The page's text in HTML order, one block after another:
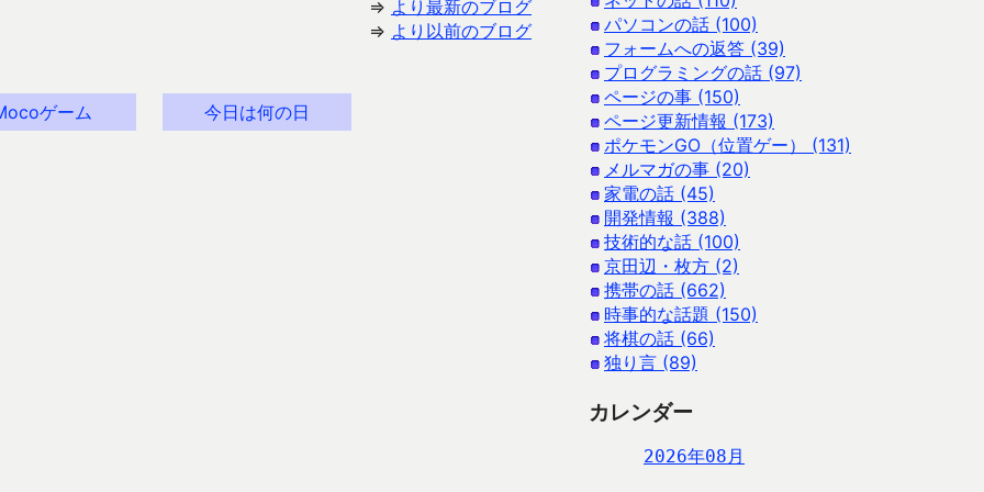
⇒ より最新のブログ
⇒ より以前のブログ
ゲーム 今日は何の日
パソコンの話 (100)
フォームへの返答 (39)
プログラミングの話 (97)
ページの事 (150)
ページ更新情報 (173)
ポケモンGO（位置ゲー） (131)
メルマガの事 (20)
家電の話 (45)
開発情報 (388)
技術的な話 (100)
京田辺・枚方 (2)
携帯の話 (662)
時事的な話題 (150)
将棋の話 (66)
独り言 (89)
カレンダー
2026年08月